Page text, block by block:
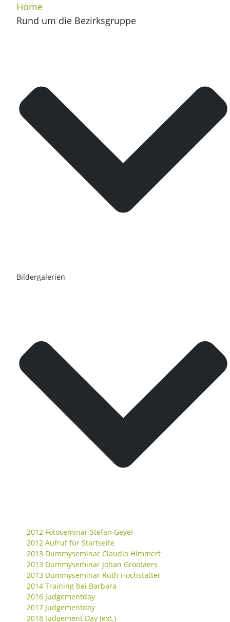
Home
Rund um die Bezirksgruppe
Bildergalerien
2012 Fotoseminar Stefan Geyer
2012 Aufruf für Startseite
2013 Dummyseminar Claudia Himmert
2013 Dummyseminar Johan Grootaers
2013 Dummyseminar Ruth Hochstätter
2014 Training bei Barbara
2016 Judgementday
2017 Judgementday
2018 Judgement Day (ext.)